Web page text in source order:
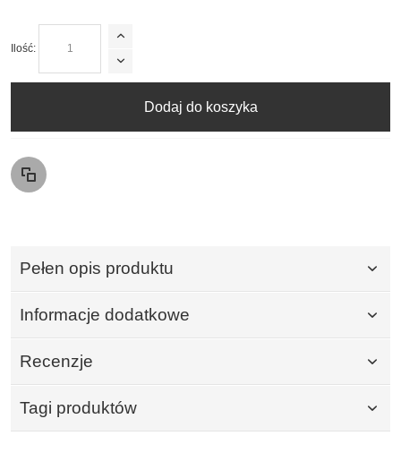
Ilość:
Dodaj do koszyka
Pełen opis produktu
Informacje dodatkowe
Recenzje
Tagi produktów